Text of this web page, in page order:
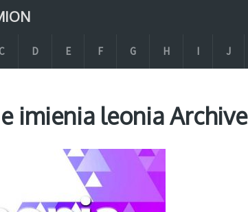
C D E F G H I J
imienia leonia Archive